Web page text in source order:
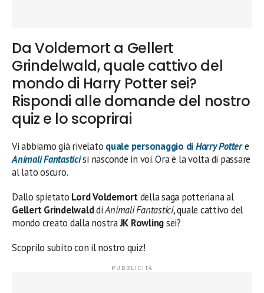
Da Voldemort a Gellert
Grindelwald, quale cattivo del
mondo di Harry Potter sei?
Rispondi alle domande del nostro
quiz e lo scoprirai
Vi abbiamo già rivelato quale personaggio diHarry Pottere
Animali Fantasticisi nasconde in voi. Ora è la volta di passare
al lato oscuro.
Dallo spietato Lord Voldemortdella saga potteriana al
Gellert GrindelwalddiAnimali Fantastici, quale cattivo del
mondo creato dalla nostraJK Rowlingsei?
Scoprilo subito con il nostro quiz!